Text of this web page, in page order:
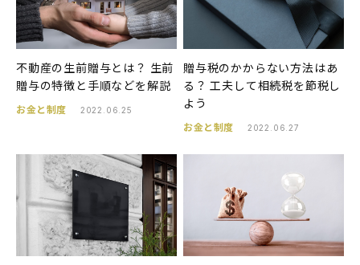
不動産の生前贈与とは？ 生前
贈与の特徴と手順などを解説
お金と制度 2022.06.25
贈与税のかからない方法はあ
る？ 工夫して相続税を節税し
よう
お金と制度 2022.06.27